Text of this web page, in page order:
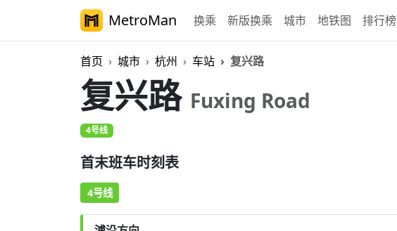
MetroMan 换乘 新版换乘 城市 地铁图 排行榜
首页 城市 杭州 车站 复兴路
复兴路 Fuxing Road
4号线
首末班车时刻表
4号线